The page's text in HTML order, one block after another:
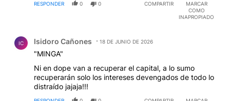
RESPONDER 0 0 COMPARTIR
MARCAR
COMO
INAPROPIADO
IC Isidoro Cañones 18 DE JUNIO DE 2026
"MINGA"
Ni en dope van a recuperar el capital, a lo sumo
recuperarán solo los intereses devengados de todo lo
distraído jajaja!!!